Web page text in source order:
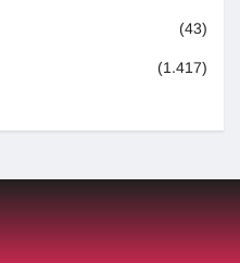
(43)
(1.417)